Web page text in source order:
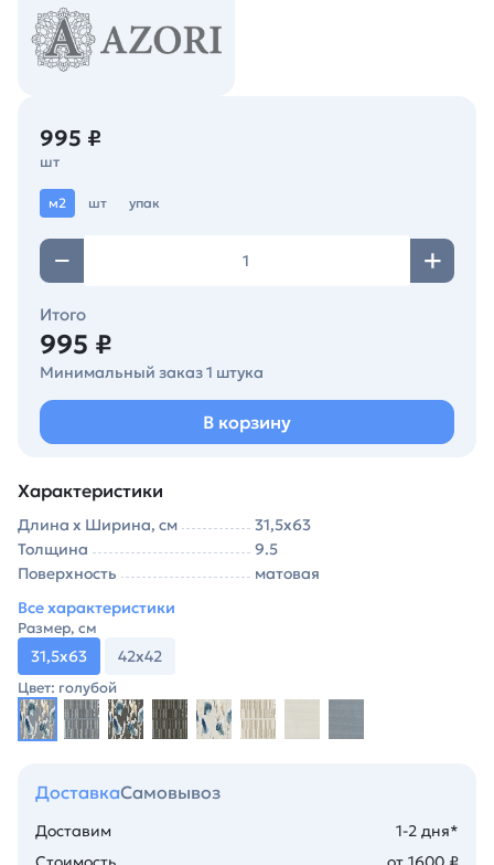
995 ₽
шт
м2 шт упак
Итого
995 ₽
Минимальный заказ 1 штука
В корзину
Характеристики
Длина х Ширина, см
31,5х63
Толщина
9.5
Поверхность
матовая
Все характеристики
Размер, см
31,5х63 42х42
Цвет: голубой
ДоставкаСамовывоз
Доставим
1-2 дня*